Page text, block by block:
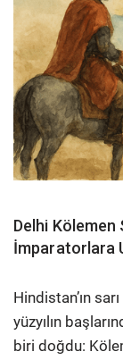
Delhi Kölemen
İmparatorlara
Hindistan’ın
yüzyılın
biri doğdu: